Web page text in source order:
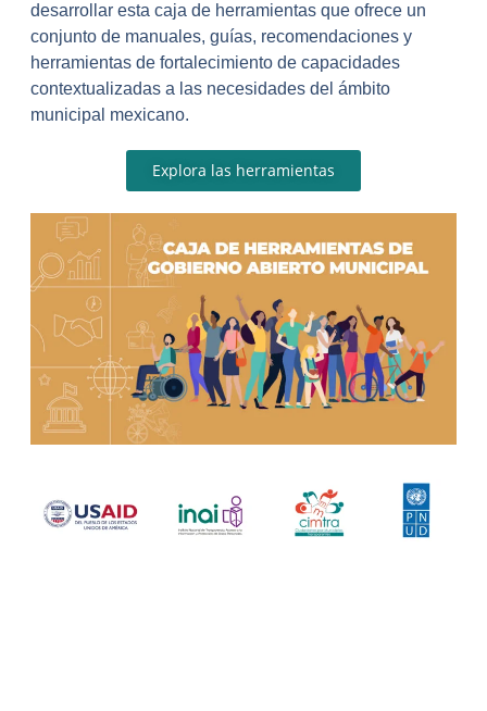
desarrollar esta caja de herramientas que ofrece un
conjunto de manuales, guías, recomendaciones y
herramientas de fortalecimiento de capacidades
contextualizadas a las necesidades del ámbito
municipal mexicano.
Explora las herramientas